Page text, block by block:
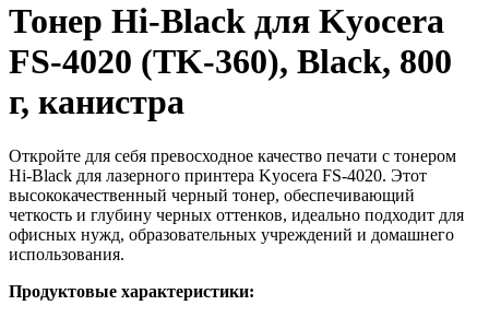
Тонер Hi-Black для Kyocera
FS-4020 (TK-360), Black, 800
г, канистра
Откройте для себя превосходное качество печати с тонером
Hi-Black для лазерного принтера Kyocera FS-4020. Этот
высококачественный черный тонер, обеспечивающий
четкость и глубину черных оттенков, идеально подходит для
офисных нужд, образовательных учреждений и домашнего
использования.
Продуктовые характеристики: